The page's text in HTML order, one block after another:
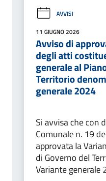
AVVISI
11 GIUGNO 2026
Avviso di
degli atti
generale al
Territorio
generale 2024
Si avvisa che con
Comunale n. 19
approvata la
di Governo del
Variante generale